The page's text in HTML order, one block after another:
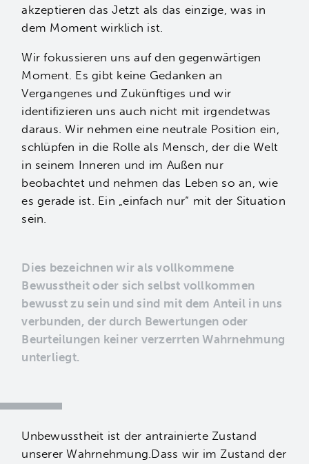
akzeptieren das Jetzt als das einzige, was in
dem Moment wirklich ist.
Wir fokussieren uns auf den gegenwärtigen
Moment. Es gibt keine Gedanken an
Vergangenes und Zukünftiges und wir
identifizieren uns auch nicht mit irgendetwas
daraus. Wir nehmen eine neutrale Position ein,
schlüpfen in die Rolle als Mensch, der die Welt
in seinem Inneren und im Außen nur
beobachtet und nehmen das Leben so an, wie
es gerade ist. Ein „einfach nur“ mit der Situation
sein.
Dies bezeichnen wir als vollkommene
Bewusstheit oder sich selbst vollkommen
bewusst zu sein und sind mit dem Anteil in uns
verbunden, der durch Bewertungen oder
Beurteilungen keiner verzerrten Wahrnehmung
unterliegt.
Unbewusstheit ist der antrainierte Zustand
unserer Wahrnehmung.Dass wir im Zustand der